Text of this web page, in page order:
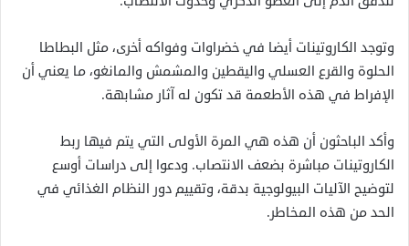
وتوجد الكاروتينات أيضا في خضراوات وفواكه أخرى، مثل البطاطا
الحلوة والقرع العسلي واليقطين والمشمش والمانغو، ما يعني أن
الإفراط في هذه الأطعمة قد تكون له آثار مشابهة.
وأكد الباحثون أن هذه هي المرة الأولى التي يتم فيها ربط
الكاروتينات مباشرة بضعف الانتصاب. ودعوا إلى دراسات أوسع
لتوضيح الآليات البيولوجية بدقة، وتقييم دور النظام الغذائي في
الحد من هذه المخاطر.